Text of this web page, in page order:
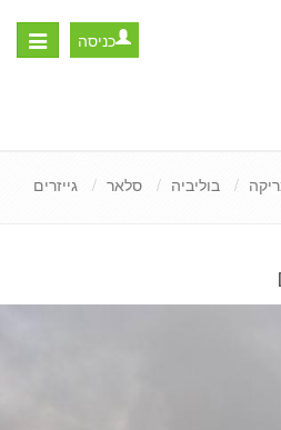
Toggle
כניסה
בוליביה סלאר גייזרים